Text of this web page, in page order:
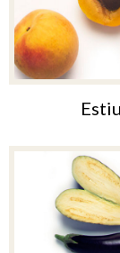
Estiu